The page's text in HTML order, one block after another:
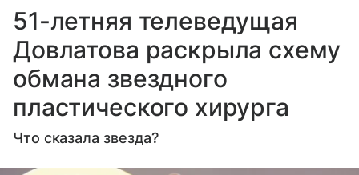
51-летняя телеведущая
Довлатова раскрыла схему
обмана звездного
пластического хирурга
Что сказала звезда?